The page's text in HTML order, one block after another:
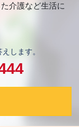
介護など生活に
します。